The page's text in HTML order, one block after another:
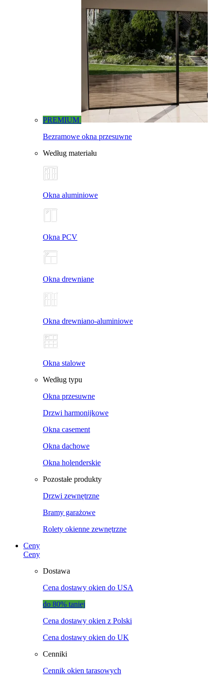
PREMIUM
Bezramowe okna przesuwne
Według materiału
Okna aluminiowe
Okna PCV
Okna drewniane
Okna drewniano-aluminiowe
Okna stalowe
Według typu
Okna przesuwne
Drzwi harmonijkowe
Okna casement
Okna dachowe
Okna holenderskie
Pozostałe produkty
Drzwi zewnętrzne
Bramy garażowe
Rolety okienne zewnętrzne
Ceny
Ceny
Dostawa
Cena dostawy okien do USA
do 80% taniej
Cena dostawy okien z Polski
Cena dostawy okien do UK
Cenniki
Cennik okien tarasowych